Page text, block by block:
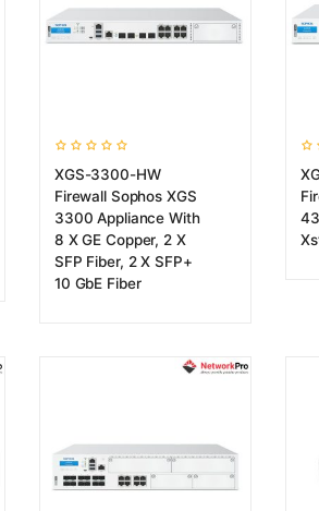
XGS-3300-HW
Firewall Sophos XGS
3300 Appliance With
8 X GE Copper, 2 X
SFP Fiber, 2 X SFP+
10 GbE Fiber